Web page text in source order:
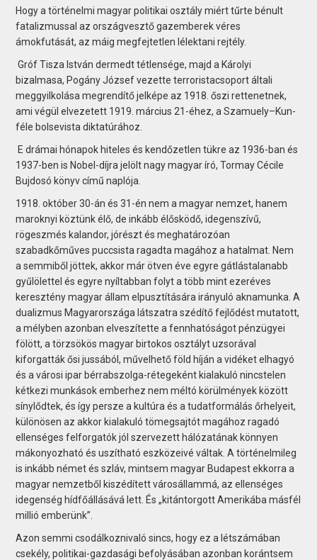
Hogy a történelmi magyar politikai osztály miért tűrte bénult
fatalizmussal az országvesztő gazemberek véres
ámokfutását, az máig megfejtetlen lélektani rejtély.
Gróf Tisza István dermedt tétlensége, majd a Károlyi
bizalmasa, Pogány József vezette terroristacsoport általi
meggyilkolása megrendítő jelképe az 1918. őszi rettenetnek,
ami végül elvezetett 1919. március 21-éhez, a Szamuely–Kun-
féle bolsevista diktatúrához.
E drámai hónapok hiteles és kendőzetlen tükre az 1936-ban és
1937-ben is Nobel-díjra jelölt nagy magyar író, Tormay Cécile
Bujdosó könyv című naplója.
1918. október 30-án és 31-én nem a magyar nemzet, hanem
maroknyi köztünk élő, de inkább élősködő, idegenszívű,
rögeszmés kalandor, jórészt és meghatározóan
szabadkőműves puccsista ragadta magához a hatalmat. Nem
a semmiből jöttek, akkor már ötven éve egyre gátlástalanabb
gyűlölettel és egyre nyíltabban folyt a több mint ezeréves
keresztény magyar állam elpusztítására irányuló aknamunka. A
dualizmus Magyarországa látszatra szédítő fejlődést mutatott,
a mélyben azonban elveszítette a fennhatóságot pénzügyei
fölött, a törzsökös magyar birtokos osztályt uzsorával
kiforgatták ősi jussából, művelhető föld híján a vidéket elhagyó
és a városi ipar bérrabszolga-rétegeként kialakuló nincstelen
kétkezi munkások emberhez nem méltó körülmények között
sínylődtek, és így persze a kultúra és a tudatformálás őrhelyeit,
különösen az akkor kialakuló tömegsajtót magához ragadó
ellenséges felforgatók jól szervezett hálózatának könnyen
mákonyozható és uszítható eszközeivé váltak. A történelmileg
is inkább német és szláv, mintsem magyar Budapest ekkorra a
magyar nemzetből kiszédített városállammá, az ellenséges
idegenség hídfőállásává lett. És „kitántorgott Amerikába másfél
millió emberünk”.
Azon semmi csodálkoznivaló sincs, hogy ez a létszámában
csekély, politikai-gazdasági befolyásában azonban korántsem